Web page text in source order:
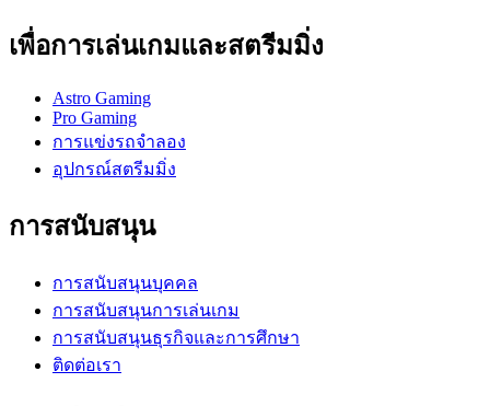
เพื่อการเล่นเกมและสตรีมมิ่ง
Astro Gaming
Pro Gaming
การแข่งรถจำลอง
อุปกรณ์สตรีมมิ่ง
การสนับสนุน
การสนับสนุนบุคคล
การสนับสนุนการเล่นเกม
การสนับสนุนธุรกิจและการศึกษา
ติดต่อเรา